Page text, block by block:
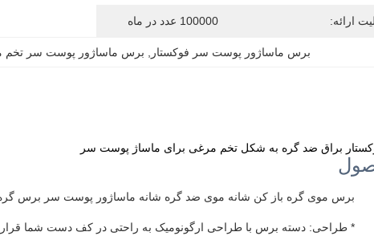
ارائه: 100000 عدد در ماه
برس ماساژور پوست سر فوکستار برس ماساژور پوست سر
براق ضد گره به شکل تخم مرغی برای ماساژ پوست سر
برس موی گره باز کن شانه موی ضد گره شانه ماساژور پوست سر برس گره
* طراحی: دسته برس با طراحی ارگونومیک به راحتی در کف دست شما قرار